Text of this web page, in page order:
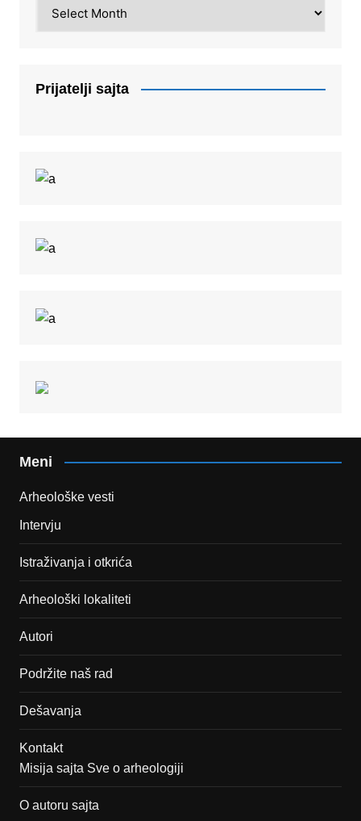
Prijatelji sajta
Meni
Arheološke vesti
Intervju
Istraživanja i otkrića
Arheološki lokaliteti
Autori
Podržite naš rad
Dešavanja
Kontakt
Misija sajta Sve o arheologiji
O autoru sajta